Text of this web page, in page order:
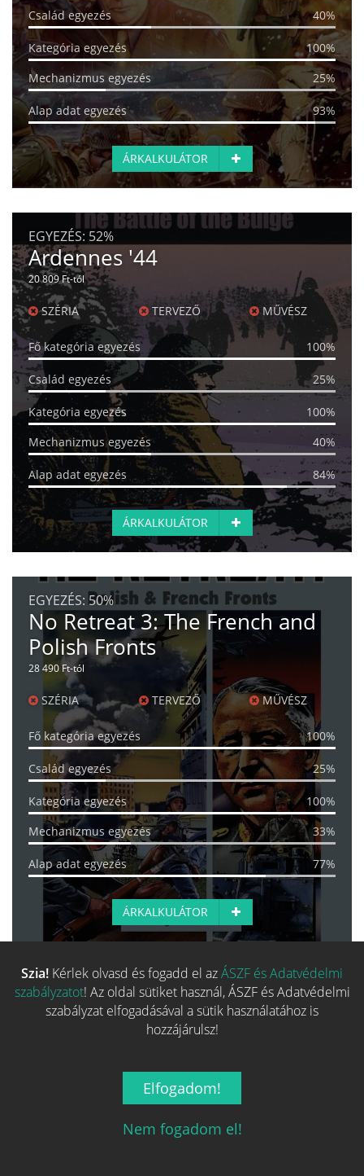
Család egyezés 40%
Kategória egyezés
100%
Mechanizmus egyezés
25%
Alap adat egyezés 93%
ÁRKALKULÁTOR
EGYEZÉS: 52%
Ardennes '44
20 809 Ft-tól
SZÉRIA TERVEZŐ MŰVÉSZ
Fő kategória egyezés 100%
Család egyezés 25%
Kategória egyezés
100%
Mechanizmus egyezés
40%
Alap adat egyezés 84%
ÁRKALKULÁTOR
EGYEZÉS: 50%
No Retreat 3: The French and
Polish Fronts
28 490 Ft-tól
SZÉRIA TERVEZŐ MŰVÉSZ
Fő kategória egyezés 100%
Család egyezés 25%
Kategória egyezés
100%
Mechanizmus egyezés
33%
Alap adat egyezés 77%
ÁRKALKULÁTOR
EGYEZÉS: 50%
Band of Brothers: Stalin's
TERVEZŐ
Fő kategória egyezés
Szia! Kérlek olvasd és fogadd el azÁSZF és Adatvédelmi
szabályzatot! Az oldal sütiket használ, ÁSZF és Adatvédelmi
szabályzat elfogadásával a sütik használatához is
hozzájárulsz!
Elfogadom!
Nem fogadom el!